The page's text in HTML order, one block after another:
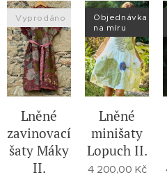
Lněné
zavinovací
šaty Máky
II.
Vyprodáno
Lněné
minišaty
Lopuch II.
Objednávka
na míru
4 200,00 Kč